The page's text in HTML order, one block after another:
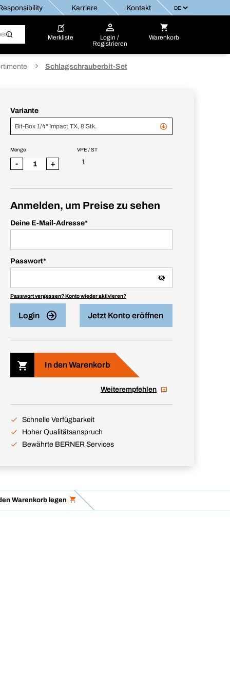
Karriere Kontakt
Merkliste
Login /
Registrieren
Warenkorb
Schlagschrauberbit-Set
Variante
Bit-Box 1/4" Impact TX, 8 Stk.
VPE / ST
1
Menge
- +
Anmelden, um Preise zu sehen
Deine E-Mail-Adresse*
Passwort*
Passwort vergessen? Konto wieder aktivieren?
Login Jetzt Konto eröffnen
In den Warenkorb
Weiterempfehlen
Schnelle Verfügbarkeit
Hoher Qualitätsanspruch
Bewährte BERNER Services
Warenkorb legen